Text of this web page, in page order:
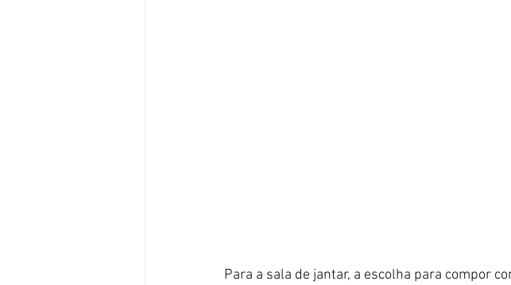
Para a sala de jantar, a escolha para compor